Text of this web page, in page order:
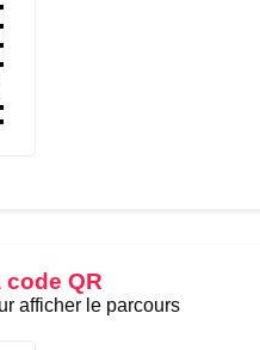
QR
afficher le parcours